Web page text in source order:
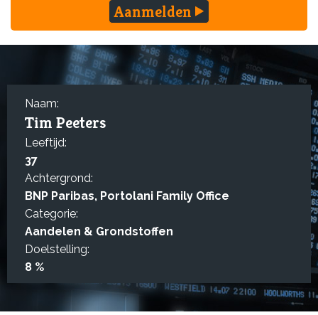
Aanmelden
Naam:
Tim Peeters
Leeftijd:
37
Achtergrond:
BNP Paribas, Portolani Family Office
Categorie:
Aandelen & Grondstoffen
Doelstelling:
8 %